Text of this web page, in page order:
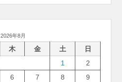
2026年8月
木 金 土
日
1
2
6 7 8
9